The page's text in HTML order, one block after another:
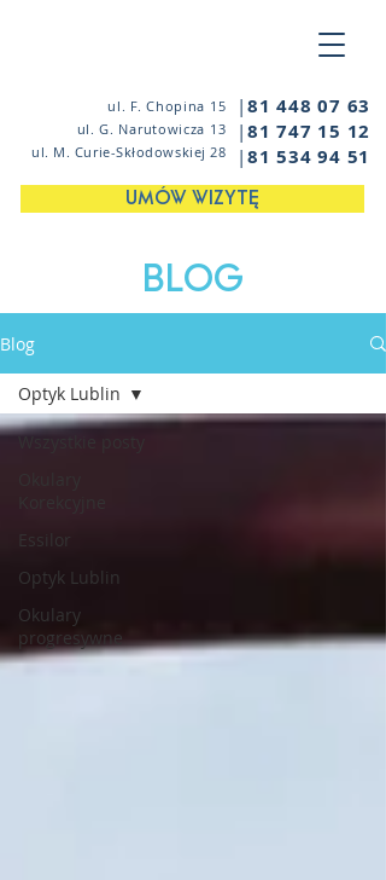
UMÓW WIZYTĘ
ul. F. Chopina 15
ul. G. Narutowicza 13
ul. M. Curie-Skłodowskiej 28
| 81 448 07 63
| 81 747 15 12
| 81 534 94 51
BLOG
Blog
Wszystkie posty
Essilor
Optyk Lublin
Okulary
progresywne
Optyk Lublin